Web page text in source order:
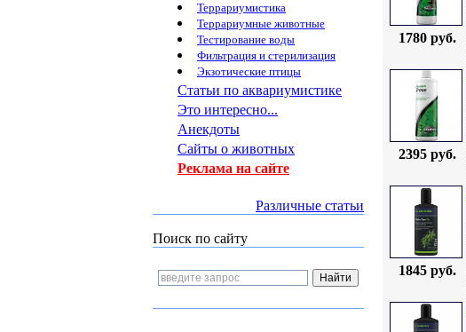
Террариумистика
Террариумные животные
Тестирование воды
Фильтрация и стерилизация
Экзотические птицы
Статьи по аквариумистике
Это интересно...
Анекдоты
Сайты о животных
Реклама на сайте
Различные статьи
Поиск по сайту
1780 руб.
2395 руб.
1845 руб.